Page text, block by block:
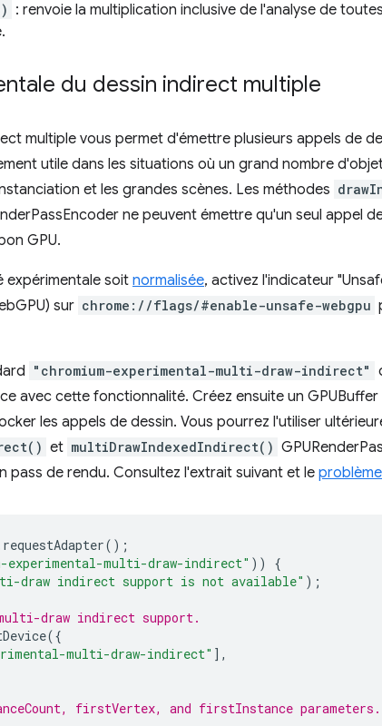
: renvoie la multiplication inclusive de l'analyse de
du dessin indirect multiple
multiple vous permet d'émettre plusieurs appels de
utile dans les situations où un grand nombre
et les grandes scènes. Les méthodes
ne peuvent émettre qu'un seul appel
GPU.
expérimentale soitnormalisée, activez l'indicateur
sur chrome://flags/#enable-unsafe-webgpu
"chromium-experimental-multi-draw-indirect"
avec cette fonctionnalité. Créez ensuite un
les appels de dessin. Vous pourrez l'utiliser
et multiDrawIndexedIndirect()
pass de rendu. Consultez l'extrait suivant et le
requestAdapter();
experimental-multi-draw-indirect" ))
{
draw indirect support is not available" );
draw indirect support.
({
multi-draw-indirect" ],
firstVertex, and firstInstance parameters.